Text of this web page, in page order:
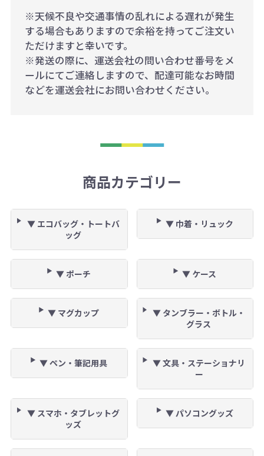
※天候不良や交通事情の乱れによる遅れが発生
する場合もありますので余裕を持ってご注文い
ただけますと幸いです。
※発送の際に、運送会社の問い合わせ番号をメ
ールにてご連絡しますので、配達可能なお時間
などを運送会社にお問い合わせください。
商品カテゴリー
▼ エコバッグ・トートバ
ッグ
▼ 巾着・リュック
▼ ポーチ ▼ ケース
▼ マグカップ
▼ タンブラー・ボトル・
グラス
▼ ペン・筆記用具
▼ 文具・ステーショナリ
ー
▼ スマホ・タブレットグ
ッズ
▼ パソコングッズ